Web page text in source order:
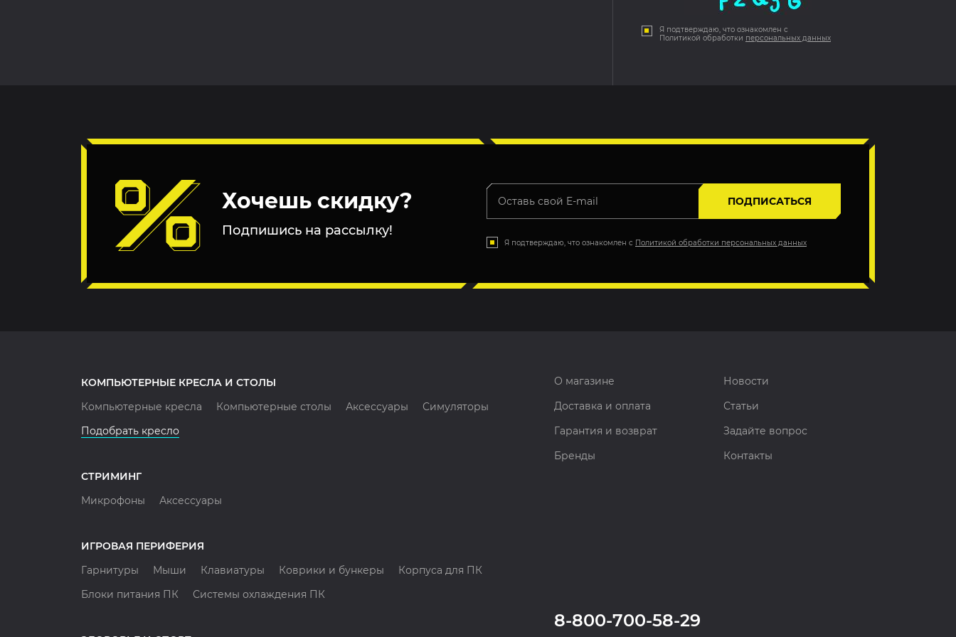
Я подтверждаю, что ознакомлен с
Политикой обработки персональных данных
Хочешь скидку?
Подпишись на рассылку!
ПОДПИСАТЬСЯ
Я подтверждаю, что ознакомлен с Политикой обработки персональных данных
КОМПЬЮТЕРНЫЕ КРЕСЛА И СТОЛЫ
Компьютерные кресла
Компьютерные столы Аксессуары
Симуляторы
Подобрать кресло
СТРИМИНГ
Микрофоны
Аксессуары
ИГРОВАЯ ПЕРИФЕРИЯ
Гарнитуры
Мыши Клавиатуры Коврики и бункеры
Корпуса для ПК
Блоки питания ПК
Системы охлаждения ПК
О магазине
Новости
Доставка и оплата
Статьи
Гарантия и возврат
Задайте вопрос
Бренды
Контакты
8-800-700-58-29